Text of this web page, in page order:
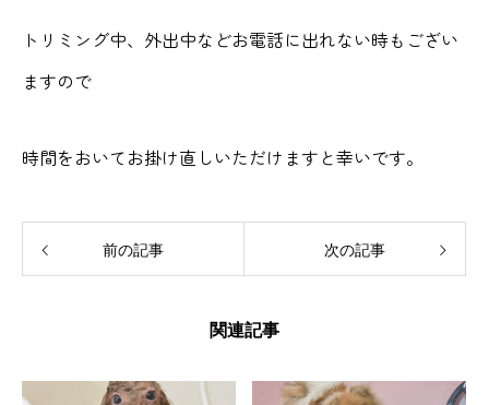
トリミング中、外出中などお電話に出れない時もござい
ますので
時間をおいてお掛け直しいただけますと幸いです。
前の記事 次の記事
関連記事